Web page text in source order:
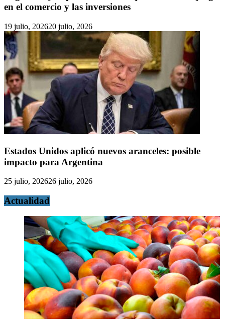
en el comercio y las inversiones
19 julio, 202620 julio, 2026
Estados Unidos aplicó nuevos aranceles: posible
impacto para Argentina
25 julio, 202626 julio, 2026
Actualidad